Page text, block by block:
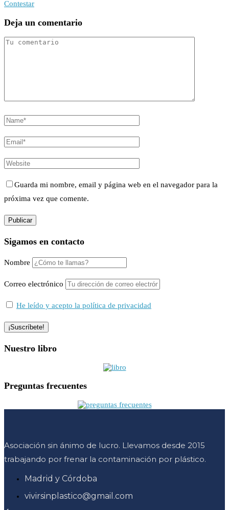
Contestar
Deja un comentario
Guarda mi nombre, email y página web en el navegador para la
próxima vez que comente.
Sigamos en contacto
Nombre
Correo electrónico
He leído y acepto la política de privacidad
Nuestro libro
Preguntas frecuentes
Asociación sin ánimo de lucro. Llevamos desde 2015
trabajando por frenar la contaminación por plástico.
Madrid y Córdoba
vivirsinplastico@gmail.com